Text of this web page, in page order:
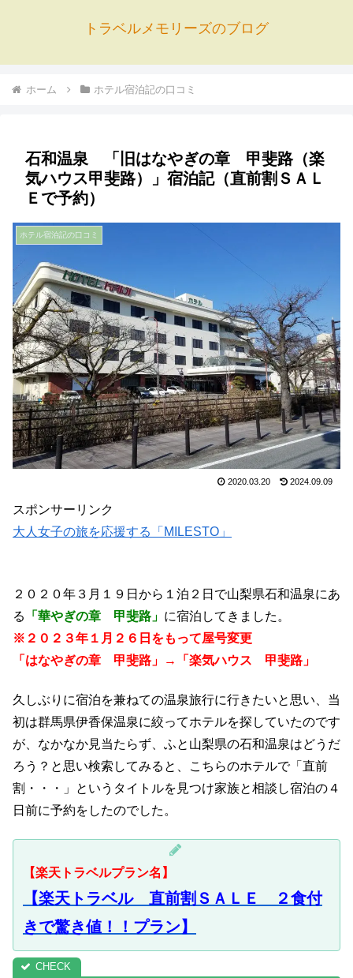
トラベルメモリーズのブログ
ホーム ホテル宿泊記の口コミ
石和温泉 「旧はなやぎの章 甲斐路（楽
気ハウス甲斐路）」宿泊記（直前割ＳＡＬ
Ｅで予約）
ホテル宿泊記の口コミ
2020.03.20 2024.09.09
スポンサーリンク
大人女子の旅を応援する「MILESTO」
２０２０年３月１９日から１泊２日で山梨県石和温泉にあ
る
「華やぎの章 甲斐路」 に宿泊してきました。
※２０２３年１月２６日をもって屋号変更
「はなやぎの章 甲斐路」→「楽気ハウス 甲斐路」
久しぶりに宿泊を兼ねての温泉旅行に行きたいと思い、当
初は群馬県伊香保温泉に絞ってホテルを探していたのです
が、なかなか見当たらず、ふと山梨県の石和温泉はどうだ
ろう？と思い検索してみると、こちらのホテルで「直前
割・・・」というタイトルを見つけ家族と相談し宿泊の４
日前に予約をしたのでした。
【楽天トラベルプラン名】
【楽天トラベル 直前割ＳＡＬＥ ２食付
きで驚き値！！プラン】